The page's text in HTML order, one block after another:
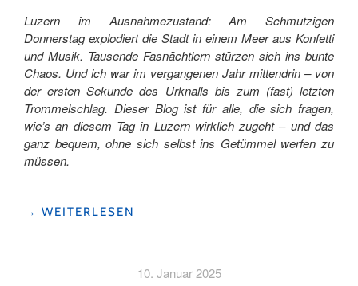
Luzern im Ausnahmezustand: Am Schmutzigen
Donnerstag explodiert die Stadt in einem Meer aus Konfetti
und Musik. Tausende Fasnächtlern stürzen sich ins bunte
Chaos. Und ich war im vergangenen Jahr mittendrin – von
der ersten Sekunde des Urknalls bis zum (fast) letzten
Trommelschlag. Dieser Blog ist für alle, die sich fragen,
wie’s an diesem Tag in Luzern wirklich zugeht – und das
ganz bequem, ohne sich selbst ins Getümmel werfen zu
müssen.
"HAUTNAH
→ WEITERLESEN
10. Januar 2025